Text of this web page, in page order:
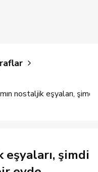
eşyaları, şimdi